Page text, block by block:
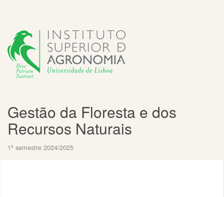
Gestão da Floresta e dos
Recursos Naturais
1º semestre 2024/2025